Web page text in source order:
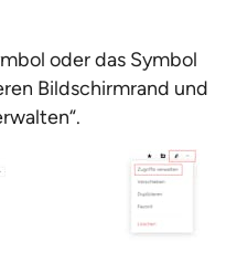
oder das Symbol
Bildschirmrand und